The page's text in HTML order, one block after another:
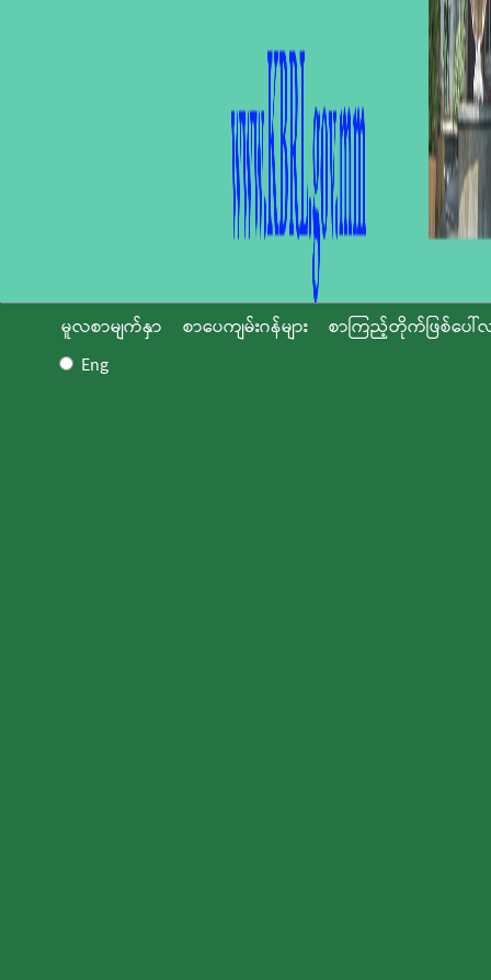
မူလစာမျက်နှာ စာပေကျမ်းဂန်များ
စာကြည့်တိုက်ဖြစ်ပေါ်
Eng